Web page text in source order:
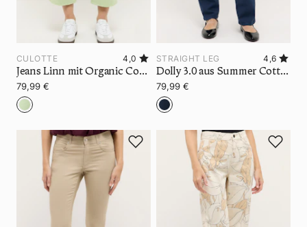
CULOTTE 4,0
Jeans Linn mit Organic Cotton
79,99 €
STRAIGHT LEG 4,6
Dolly 3.0 aus Summer Cotton
79,99 €